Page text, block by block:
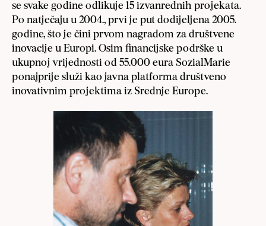
se svake godine odlikuje 15 izvanrednih projekata.
Po natječaju u 2004., prvi je put dodijeljena 2005.
godine, što je čini prvom nagradom za društvene
inovacije u Europi. Osim financijske podrške u
ukupnoj vrijednosti od 55.000 eura SozialMarie
ponajprije služi kao javna platforma društveno
inovativnim projektima iz Srednje Europe.